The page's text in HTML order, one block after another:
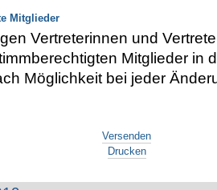
Mitglieder
Vertreterinnen und
Mitglieder in
Möglichkeit bei jeder
Versenden
Drucken